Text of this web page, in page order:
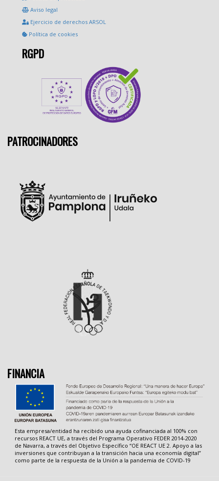
Aviso legal
Ejercicio de derechos ARSOL
Política de cookies
RGPD
PATROCINADORES
FINANCIA
Esta empresa/entidad ha recibido una ayuda cofinanciada al 100% con
recursos REACT UE, a través del Programa Operativo FEDER 2014-2020
de Navarra, a través del Objetivo Específico “OE REACT UE 2. Apoyo a las
inversiones que contribuyan a la transición hacia una economía digital”
como parte de la respuesta de la Unión a la pandemia de COVID-19